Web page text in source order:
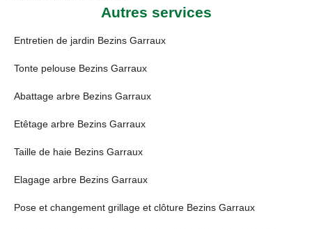
Autres services
Entretien de jardin Bezins Garraux
Tonte pelouse Bezins Garraux
Abattage arbre Bezins Garraux
Etêtage arbre Bezins Garraux
Taille de haie Bezins Garraux
Elagage arbre Bezins Garraux
Pose et changement grillage et clôture Bezins Garraux